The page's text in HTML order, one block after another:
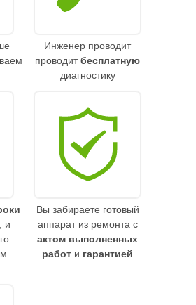
Инженер проводит
проводитбесплатную
диагностику
и
Вы забираете готовый
аппарат из ремонта с
актом выполненных
работ и гарантией